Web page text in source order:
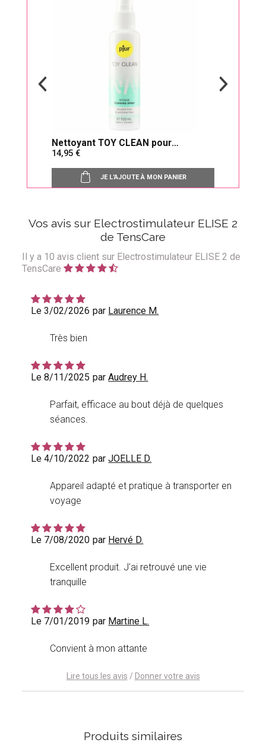
Nettoyant TOY CLEAN pour
accessoires intimes
14,95
JE L'AJOUTE À MON PANIER
Vos avis sur Electrostimulateur ELISE 2
de TensCare
Il y a 10 avis client sur Electrostimulateur ELISE 2 de
TensCare
Le 3/02/2026 par Laurence M.
Très bien
Le 8/11/2025 parAudrey H.
Parfait, efficace au bout déjà de quelques
séances.
Le 4/10/2022 parJOELLE D.
Appareil adapté et pratique à transporter en
voyage
Le 7/08/2020 par Hervé D.
Excellent produit. J'ai retrouvé une vie
tranquille
Le 7/01/2019 par Martine L.
Convient à mon attante
Lire tous les avis / Donner votre avis
Produits similaires